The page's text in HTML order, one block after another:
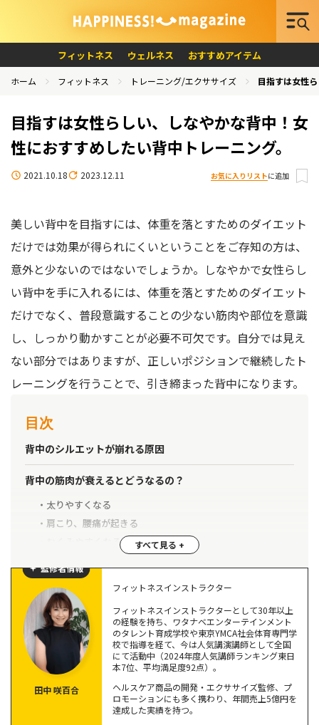
フィットネス ウェルネス おすすめアイテム
ホーム フィットネス トレーニング/エクササイズ 目指すは女性
目指すは女性らしい、しなやかな背中！女
性におすすめしたい背中トレーニング。
2021.10.18 2023.12.11 お気に入りリストに追加
美しい背中を目指すには、体重を落とすためのダイエット
だけでは効果が得られにくいということをご存知の方は、
意外と少ないのではないでしょうか。しなやかで女性らし
い背中を手に入れるには、体重を落とすためのダイエット
だけでなく、普段意識することの少ない筋肉や部位を意識
し、しっかり動かすことが必要不可欠です。自分では見え
ない部分ではありますが、正しいポジションで継続したト
レーニングを行うことで、引き締まった背中になります。
目次
背中のシルエットが崩れる原因
背中の筋肉が衰えるとどうなるの？
太りやすくなる
肩こり、腰痛が起きる
むくみやすくなる
背中にある筋肉の部位とそれぞれの役割は？
僧帽筋（そうぼうきん）
広背筋（こうはいきん）
脊柱起立筋（せきちゅうきりつきん）
背中のトレーニングをはじめてみましょう
僧帽筋（そうぼうきん）を鍛える：デクラインプッシュア
監修者情報
田中 咲百合
フィットネスインストラクター
フィットネスインストラクターとして30年以上
の経験を持ち、ワタナベエンターテインメント
のタレント育成学校や東京YMCA社会体育専門学
校で指導を経て、今は人気講演講師として全国
にて活動中（2024年度人気講師ランキング東日
本7位、平均満足度92点）。
ヘルスケア商品の開発・エクササイズ監修、プ
ロモーションにも多く携わり、年間売上5億円を
達成した実績を持つ。